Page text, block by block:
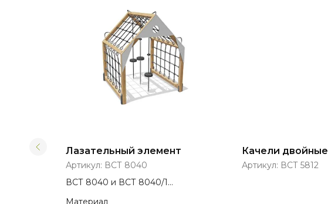
Лазательный элемент
Артикул: ВСТ 8040
ВСТ 8040 и ВСТ 8040/1
Материал
Качели двойные
Артикул: ВСТ 5812